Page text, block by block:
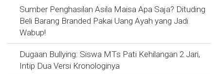
Sumber Penghasilan Asila Maisa Apa Saja? Dituding
Beli Barang Branded Pakai Uang Ayah yang Jadi
Wabup!
Dugaan Bullying: Siswa MTs Pati Kehilangan 2 Jari,
Intip Dua Versi Kronologinya